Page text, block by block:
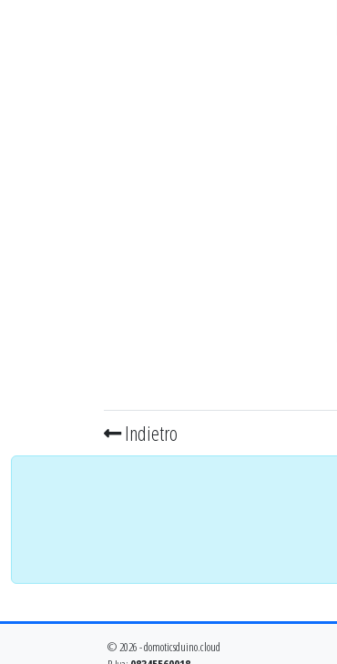
Indietro
© 2026 - domoticsduino.cloud